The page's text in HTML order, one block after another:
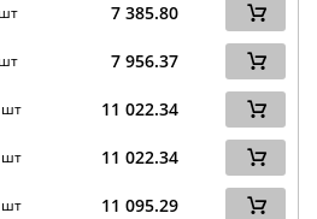
7 385.80
7 956.37
11 022.34
11 022.34
11 095.29